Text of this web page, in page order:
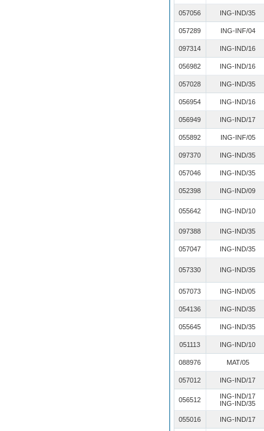
057056 ING-IND/35
057289 ING-INF/04
097314 ING-IND/16
056982 ING-IND/16
057028 ING-IND/35
056954 ING-IND/16
056949 ING-IND/17
055892 ING-INF/05
097370 ING-IND/35
057046 ING-IND/35
052398 ING-IND/09
055642 ING-IND/10
097388 ING-IND/35
057047 ING-IND/35
057330 ING-IND/35
057073 ING-IND/05
054136 ING-IND/35
055645 ING-IND/35
051113 ING-IND/10
088976 MAT/05
057012 ING-IND/17
056512
ING-IND/17
ING-IND/35
055016 ING-IND/17